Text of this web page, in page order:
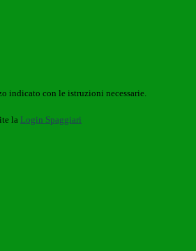
indicato con le istruzioni necessarie.
la Login Spaggiari